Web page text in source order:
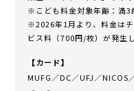
※こども料金対象年齢：満3
※2026年1月より、料金は
ビス料（700円/枚）が発生し
【カード】
MUFG／DC／UFJ／